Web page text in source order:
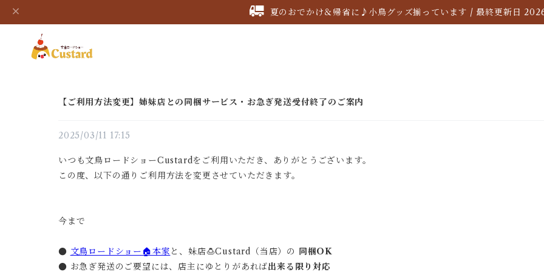
夏のおでかけ＆帰省に♪小鳥グッズ揃っています / 最終更新日
【ご利用方法変更】姉妹店との同梱サービス・お急ぎ発送受付終了のご案内
2025/03/11 17:15
いつも文鳥ロードショーCustardをご利用いただき、ありがとうございます。
この度、以下の通りご利用方法を変更させていただきます。
今まで
● 文鳥ロードショー🏠本家 と、妹店🍮Custard（当店）の 同梱OK
● お急ぎ発送のご要望には、店主にゆとりがあれば出来る限り対応